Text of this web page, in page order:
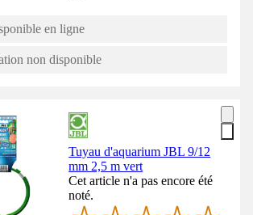
en ligne
non disponible
Tuyau d'aquarium JBL 9/12
mm 2,5 m vert
Cet article n'a pas encore été
noté.